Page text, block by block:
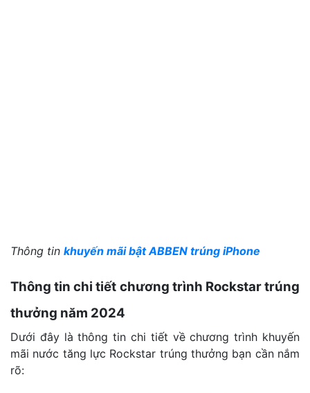
Thông tin khuyến mãi bật ABBEN trúng iPhone
Thông tin chi tiết chương trình Rockstar trúng
thưởng năm 2024
Dưới đây là thông tin chi tiết về chương trình khuyến
mãi nước tăng lực Rockstar trúng thưởng bạn cần nắm
rõ: